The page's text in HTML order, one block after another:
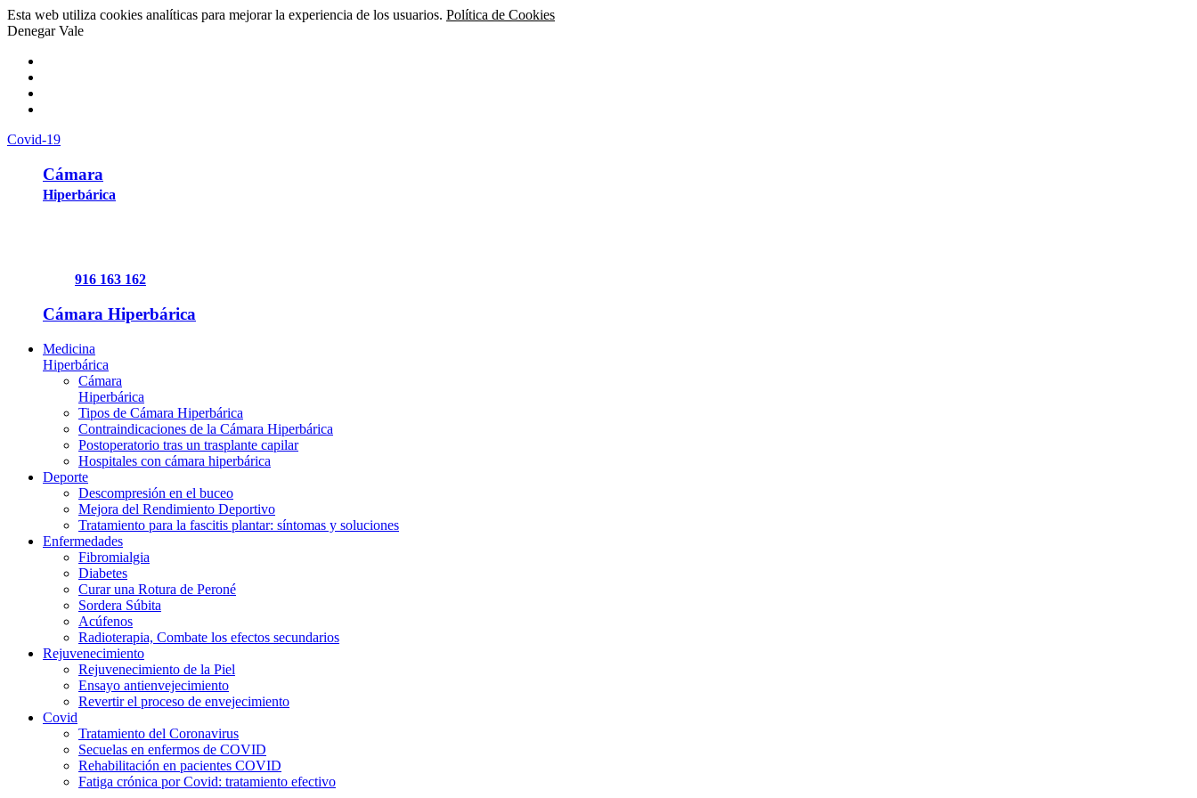
Esta web utiliza cookies analíticas para mejorar la experiencia de los usuarios. Política de Cookies
DenegarVale
Covid-19
Cámara
Hiperbárica
916 163 162
Cámara Hiperbárica
Medicina
Hiperbárica
Cámara
Hiperbárica
Tipos de Cámara Hiperbárica
Contraindicaciones de la Cámara Hiperbárica
Postoperatorio tras un trasplante capilar
Hospitales con cámara hiperbárica
Deporte
Descompresión en el buceo
Mejora del Rendimiento Deportivo
Tratamiento para la fascitis plantar: síntomas y soluciones
Enfermedades
Fibromialgia
Diabetes
Curar una Rotura de Peroné
Sordera Súbita
Acúfenos
Radioterapia, Combate los efectos secundarios
Rejuvenecimiento
Rejuvenecimiento de la Piel
Ensayo antienvejecimiento
Revertir el proceso de envejecimiento
Covid
Tratamiento del Coronavirus
Secuelas en enfermos de COVID
Rehabilitación en pacientes COVID
Fatiga crónica por Covid: tratamiento efectivo